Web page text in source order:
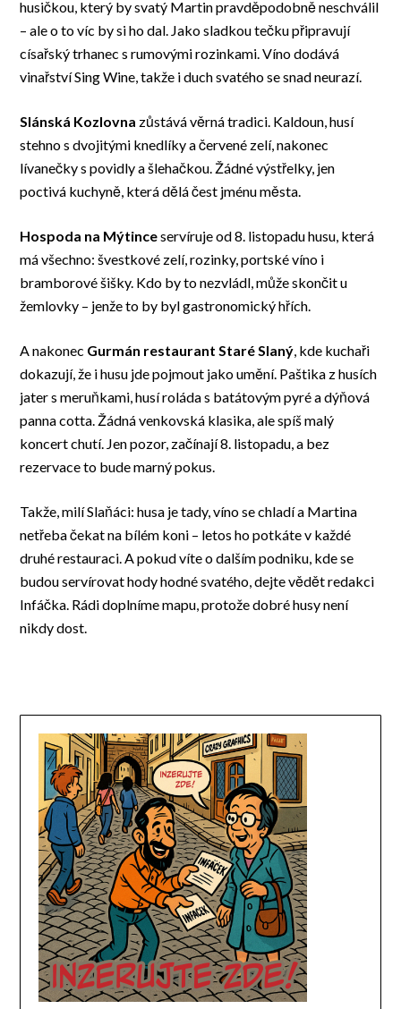
husičkou, který by svatý Martin pravděpodobně neschválil
– ale o to víc by si ho dal. Jako sladkou tečku připravují
císařský trhanec s rumovými rozinkami. Víno dodává
vinařství Sing Wine, takže i duch svatého se snad neurazí.
Slánská Kozlovna zůstává věrná tradici. Kaldoun, husí
stehno s dvojitými knedlíky a červené zelí, nakonec
lívanečky s povidly a šlehačkou. Žádné výstřelky, jen
poctivá kuchyně, která dělá čest jménu města.
Hospoda na Mýtinceservíruje od 8. listopadu husu, která
má všechno: švestkové zelí, rozinky, portské víno i
bramborové šišky. Kdo by to nezvládl, může skončit u
žemlovky – jenže to by byl gastronomický hřích.
A nakonec Gurmán restaurant Staré Slaný, kde kuchaři
dokazují, že i husu jde pojmout jako umění. Paštika z husích
jater s meruňkami, husí roláda s batátovým pyré a dýňová
panna cotta. Žádná venkovská klasika, ale spíš malý
koncert chutí. Jen pozor, začínají 8. listopadu, a bez
rezervace to bude marný pokus.
Takže, milí Slaňáci: husa je tady, víno se chladí a Martina
netřeba čekat na bílém koni – letos ho potkáte v každé
druhé restauraci. A pokud víte o dalším podniku, kde se
budou servírovat hody hodné svatého, dejte vědět redakci
Infáčka. Rádi doplníme mapu, protože dobré husy není
nikdy dost.